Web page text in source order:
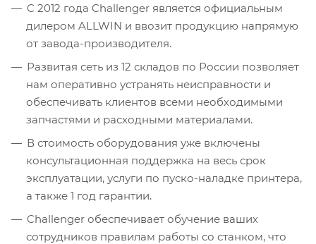
C 2012 года Challenger является официальным
дилером ALLWIN и ввозит продукцию напрямую
от завода-производителя.
Развитая сеть из 12 складов по России позволяет
нам оперативно устранять неисправности и
обеспечивать клиентов всеми необходимыми
запчастями и расходными материалами.
В стоимость оборудования уже включены
консультационная поддержка на весь срок
эксплуатации, услуги по пуско-наладке принтера,
а также 1 год гарантии.
Challenger обеспечивает обучение ваших
сотрудников правилам работы со станком, что